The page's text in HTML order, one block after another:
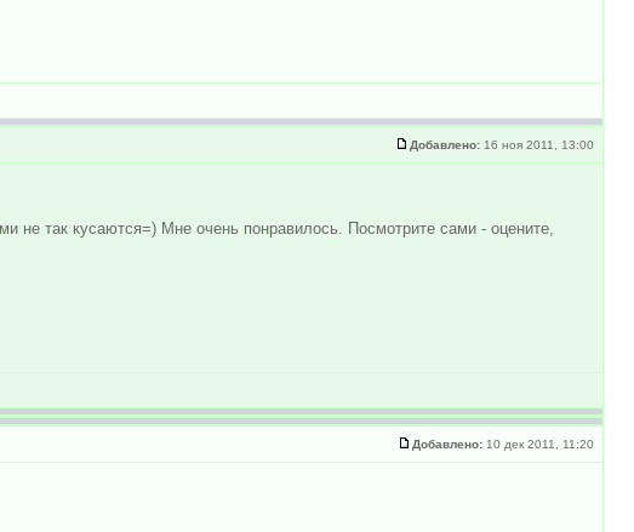
Добавлено: 16 ноя 2011, 13:00
так кусаются=) Мне очень понравилось. Посмотрите сами - оцените,
Добавлено: 10 дек 2011, 11:20